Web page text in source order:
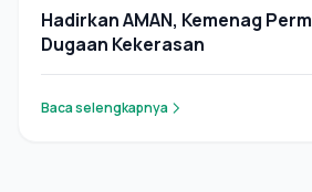
Hadirkan AMAN, Kemenag
Dugaan Kekerasan
Baca selengkapnya